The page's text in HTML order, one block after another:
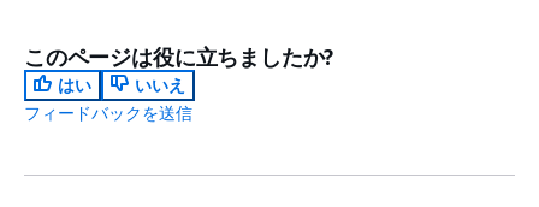
このページは役に立ちましたか?
はい
いいえ
フィードバックを送信